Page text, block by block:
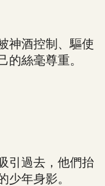
酒控制、驅使
的絲毫尊重。
過去，他們抬
少年身影。